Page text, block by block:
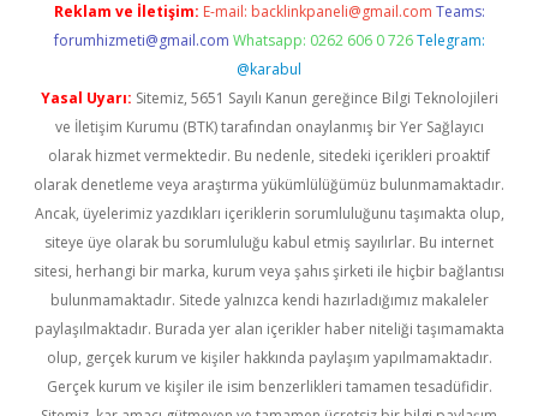
Reklam ve İletişim: E-mail: backlinkpaneli@gmail.com Teams:
forumhizmeti@gmail.com Whatsapp: 0262 606 0 726 Telegram:
@karabul
Yasal Uyarı: Sitemiz, 5651 Sayılı Kanun gereğince Bilgi Teknolojileri
ve İletişim Kurumu (BTK) tarafından onaylanmış bir Yer Sağlayıcı
olarak hizmet vermektedir. Bu nedenle, sitedeki içerikleri proaktif
olarak denetleme veya araştırma yükümlülüğümüz bulunmamaktadır.
Ancak, üyelerimiz yazdıkları içeriklerin sorumluluğunu taşımakta olup,
siteye üye olarak bu sorumluluğu kabul etmiş sayılırlar. Bu internet
sitesi, herhangi bir marka, kurum veya şahıs şirketi ile hiçbir bağlantısı
bulunmamaktadır. Sitede yalnızca kendi hazırladığımız makaleler
paylaşılmaktadır. Burada yer alan içerikler haber niteliği taşımamakta
olup, gerçek kurum ve kişiler hakkında paylaşım yapılmamaktadır.
Gerçek kurum ve kişiler ile isim benzerlikleri tamamen tesadüfidir.